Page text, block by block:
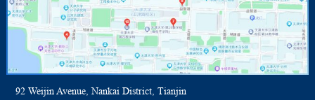
92 Weijin Avenue, Nankai District, Tianjin